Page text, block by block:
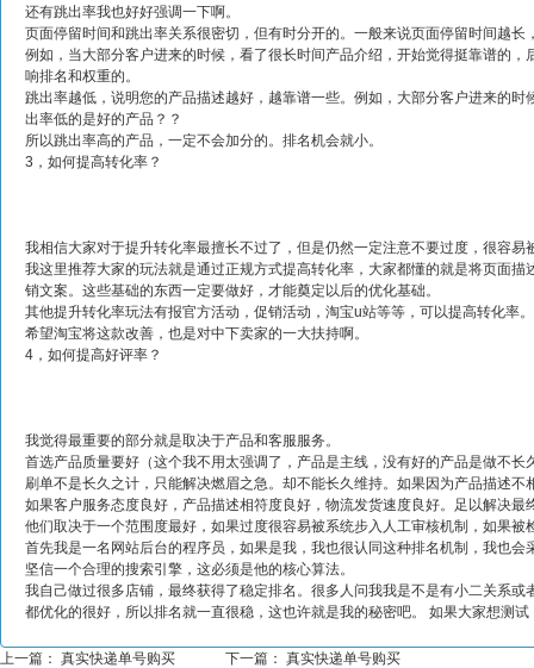
还有跳出率我也好好强调一下啊。
页面停留时间和跳出率关系很密切，但有时分开的。一般来说页面停留时间越长
例如，当大部分客户进来的时候，看了很长时间产品介绍，开始觉得挺靠谱的
响排名和权重的。
跳出率越低，说明您的产品描述越好，越靠谱一些。例如，大部分客户进来的
出率低的是好的产品？？
所以跳出率高的产品，一定不会加分的。排名机会就小。
3，如何提高转化率？
我相信大家对于提升转化率最擅长不过了，但是仍然一定注意不要过度，很容易
我这里推荐大家的玩法就是通过正规方式提高转化率，大家都懂的就是将页面
销文案。这些基础的东西一定要做好，才能奠定以后的优化基础。
其他提升转化率玩法有报官方活动，促销活动，淘宝u站等等，可以提高转化率
希望淘宝将这款改善，也是对中下卖家的一大扶持啊。
4，如何提高好评率？
我觉得最重要的部分就是取决于产品和客服服务。
首选产品质量要好（这个我不用太强调了，产品是主线，没有好的产品是做不
刷单不是长久之计，只能解决燃眉之急。却不能长久维持。如果因为产品描述
如果客户服务态度良好，产品描述相符度良好，物流发货速度良好。足以解决最
他们取决于一个范围度最好，如果过度很容易被系统步入人工审核机制，如果
首先我是一名网站后台的程序员，如果是我，我也很认同这种排名机制，我也
坚信一个合理的搜索引擎，这必须是他的核心算法。
我自己做过很多店铺，最终获得了稳定排名。很多人问我我是不是有小二关系
都优化的很好，所以排名就一直很稳，这也许就是我的秘密吧。 如果大家想测
上一篇： 真实快递单号购买 下一篇： 真实快递单号购买